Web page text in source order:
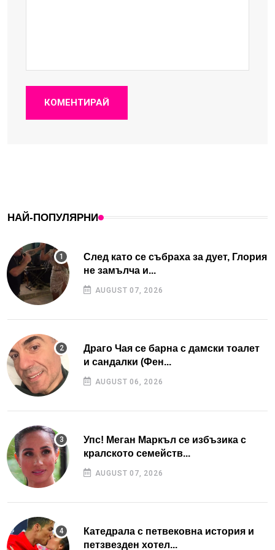
КОМЕНТИРАЙ
НАЙ-ПОПУЛЯРНИ
След като се събраха за дует, Глория
не замълча и...
AUGUST 07, 2026
Драго Чая се барна с дамски тоалет
и сандалки (Фен...
AUGUST 06, 2026
Упс! Меган Маркъл се избъзика с
кралското семейств...
AUGUST 07, 2026
Катедрала с петвековна история и
петзвезден хотел...